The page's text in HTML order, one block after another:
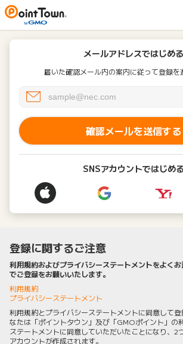
メールアドレスではじめる
届いた確認メール内の案内に従って登録を
確認メールを送信する
SNSアカウントではじめる
登録に関するご注意
利用規約およびプライバシーステートメントをよく
でご登録をお願いいたします。
利用規約
プライバシーステートメント
利用規約とプライバシーステートメントに同意して
なたは「ポイントタウン」及び「GMOポイント」の
ステートメントに同意していただいたことになり、2
アカウントが作成されます。